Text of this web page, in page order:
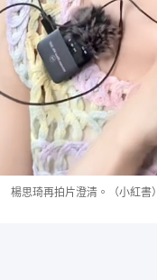
楊思琦再拍片澄清。（小紅書）